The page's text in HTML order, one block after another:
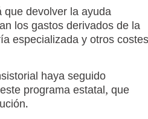
devolver la ayuda
los gastos derivados de la
especializada y otros costes
haya seguido
programa estatal, que